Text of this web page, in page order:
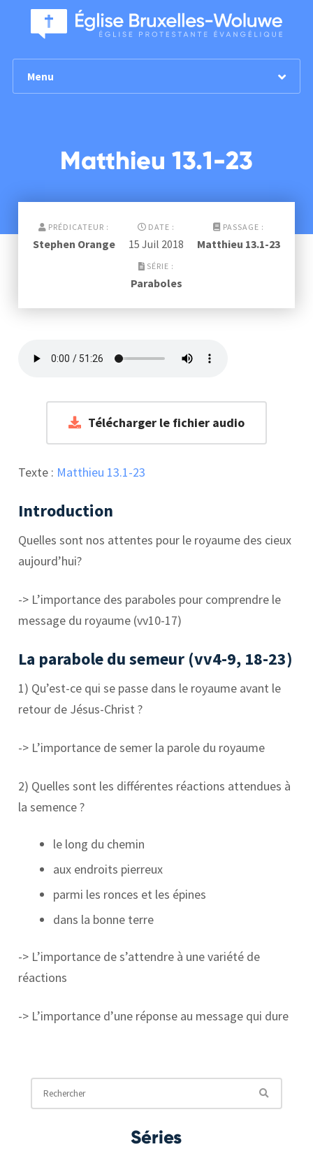
Menu
Matthieu 13.1-23
PRÉDICATEUR :
Stephen Orange
DATE :
15 Juil 2018
PASSAGE :
Matthieu 13.1-23
SÉRIE :
Paraboles
Télécharger le fichier audio
Texte : Matthieu 13.1-23
Introduction
Quelles sont nos attentes pour le royaume des cieux
aujourd’hui?
-> L’importance des paraboles pour comprendre le
message du royaume (vv10-17)
La parabole du semeur (vv4-9, 18-23)
1) Qu’est-ce qui se passe dans le royaume avant le
retour de Jésus-Christ ?
-> L’importance de semer la parole du royaume
2) Quelles sont les différentes réactions attendues à
la semence ?
le long du chemin
aux endroits pierreux
parmi les ronces et les épines
dans la bonne terre
-> L’importance de s’attendre à une variété de
réactions
-> L’importance d’une réponse au message qui dure
Séries